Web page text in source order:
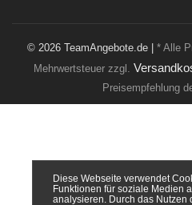
© 2026 TeamAngebote.de | * Alle
Mehrwertsteuer zzgl.
Preisempfehlung
Diese Webseite verwendet
Funktionen für soziale Medien
analysieren. Durch das Nutzen